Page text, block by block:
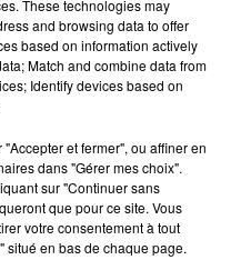
semaine de la
gérée par
de l'accompagnement
plus beaux marchés de
de celui de Saint-
end ( photo ).
Toussaint 2025, les AJT
du Pêre Noël sur 2 jours
These technologies may
and browsing data to offer
based on information actively
Match and combine data from
Identify devices based on
et fermer", ou affiner en
dans "Gérer mes choix".
sur "Continuer sans
que pour ce site. Vous
votre consentement à tout
situé en bas de chaque page.